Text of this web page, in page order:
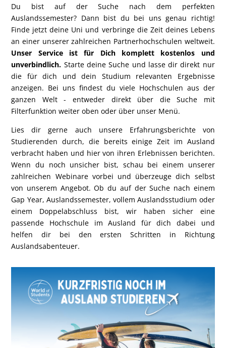
Du bist auf der Suche nach dem perfekten
Auslandssemester? Dann bist du bei uns genau richtig!
Finde jetzt deine Uni und verbringe die Zeit deines Lebens
an einer unserer zahlreichen Partnerhochschulen weltweit.
Unser Service ist für Dich komplett kostenlos und
unverbindlich. Starte deine Suche und lasse dir direkt nur
die für dich und dein Studium relevanten Ergebnisse
anzeigen. Bei uns findest du viele Hochschulen aus der
ganzen Welt - entweder direkt über die Suche mit
Filterfunktion weiter oben oder über unser Menü.
Lies dir gerne auch unsere Erfahrungsberichte von
Studierenden durch, die bereits einige Zeit im Ausland
verbracht haben und hier von ihren Erlebnissen berichten.
Wenn du noch unsicher bist, schau bei einem unserer
zahlreichen Webinare vorbei und überzeuge dich selbst
von unserem Angebot. Ob du auf der Suche nach einem
Gap Year, Auslandssemester, vollem Auslandsstudium oder
einem Doppelabschluss bist, wir haben sicher eine
passende Hochschule im Ausland für dich dabei und
helfen dir bei den ersten Schritten in Richtung
Auslandsabenteuer.